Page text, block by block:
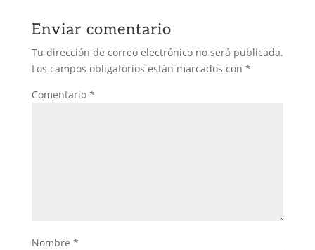
Enviar comentario
Tu dirección de correo electrónico no será publicada.
Los campos obligatorios están marcados con *
Comentario *
Nombre *